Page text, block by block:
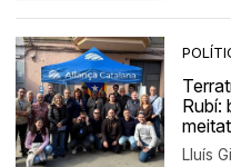
Rubí:
Lluís